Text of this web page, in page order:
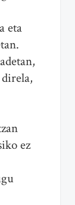
eta
ez